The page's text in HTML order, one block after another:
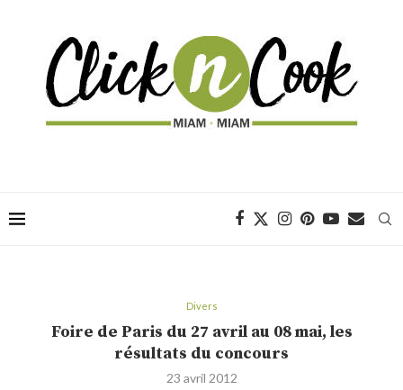
Divers
Foire de Paris du 27 avril au 08 mai, les
résultats du concours
23 avril 2012